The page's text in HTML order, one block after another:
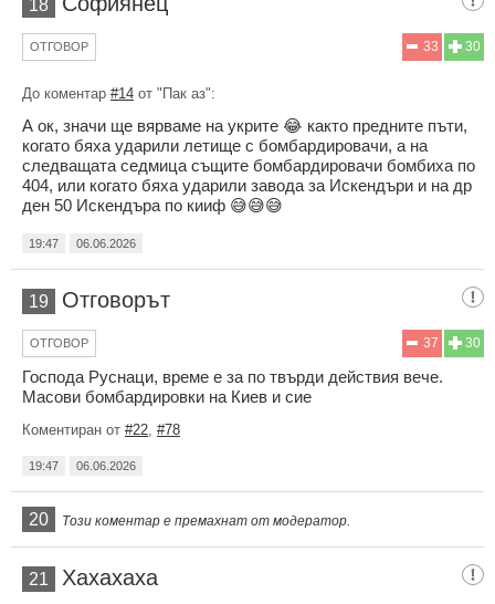
18
30
33
ОТГОВОР
До коментар #14 от "Пак аз":
А ок, значи ще вярваме на укрите 😂 както предните пъти,
когато бяха ударили летище с бомбардировачи, а на
следващата седмица същите бомбардировачи бомбиха по
404, или когато бяха ударили завода за Искендъри и на др
ден 50 Искендъра по кииф 😅😅😅
19:47 06.06.2026
19 Отговорът
30
37
ОТГОВОР
Господа Руснаци, време е за по твърди действия вече.
Масови бомбардировки на Киев и сие
Коментиран от #22 #78
19:47 06.06.2026
20 Този коментар е премахнат от модератор.
21 Хахахаха